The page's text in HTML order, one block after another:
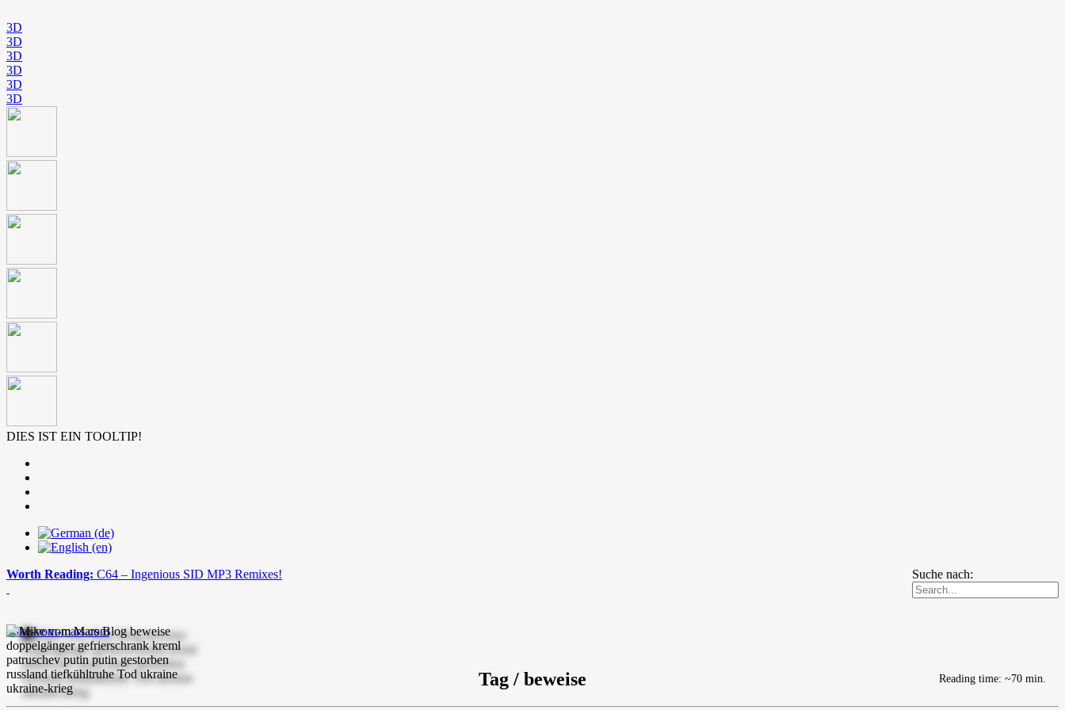
3D
3D
3D
3D
3D
3D
DIES IST EIN TOOLTIP!
Suche nach:
Worth Reading: C64 – Ingenious SID MP3 Remixes!
mike-vom-mars.com
Tag / beweise Reading time: ~70 min.